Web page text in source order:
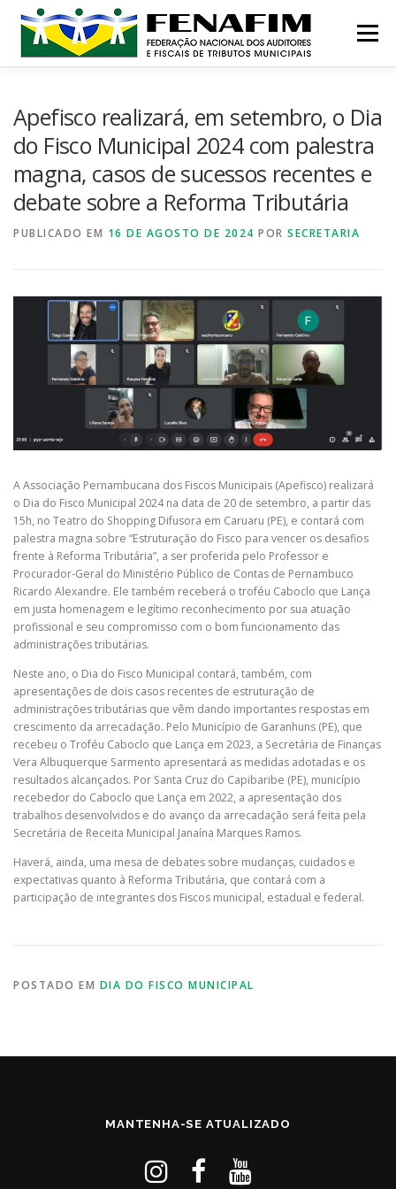
para
conteúdo
Menu
INSTITUCIONAL CONGRESSOS
PRÊMIO
Apefisco realizará, em setembro, o Dia
do Fisco Municipal 2024 com palestra
magna, casos de sucessos recentes e
debate sobre a Reforma Tributária
PUBLICADO EM 16 DE AGOSTO DE 2024 POR SECRETARIA
A Associação Pernambucana dos Fiscos Municipais (Apefisco) realizará
o Dia do Fisco Municipal 2024 na data de 20 de setembro, a partir das
15h, no Teatro do Shopping Difusora em Caruaru (PE), e contará com
palestra magna sobre “Estruturação do Fisco para vencer os desafios
frente à Reforma Tributária”, a ser proferida pelo Professor e
Procurador-Geral do Ministério Público de Contas de Pernambuco
Ricardo Alexandre. Ele também receberá o troféu Caboclo que Lança
em justa homenagem e legítimo reconhecimento por sua atuação
profissional e seu compromisso com o bom funcionamento das
administrações tributárias.
Neste ano, o Dia do Fisco Municipal contará, também, com
apresentações de dois casos recentes de estruturação de
administrações tributárias que vêm dando importantes respostas em
crescimento da arrecadação. Pelo Município de Garanhuns (PE), que
recebeu o Troféu Caboclo que Lança em 2023, a Secretária de Finanças
Vera Albuquerque Sarmento apresentará as medidas adotadas e os
resultados alcançados. Por Santa Cruz do Capibaribe (PE), município
recebedor do Caboclo que Lança em 2022, a apresentação dos
trabalhos desenvolvidos e do avanço da arrecadação será feita pela
Secretária de Receita Municipal Janaína Marques Ramos.
Haverá, ainda, uma mesa de debates sobre mudanças, cuidados e
expectativas quanto à Reforma Tributária, que contará com a
participação de integrantes dos Fiscos municipal, estadual e federal.
POSTADO EM DIA DO FISCO MUNICIPAL
MANTENHA-SE ATUALIZADO